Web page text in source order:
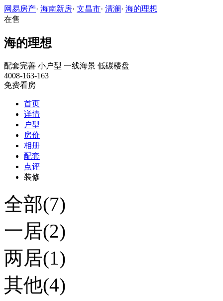
网易房产· 海南新房· 文昌市· 清澜· 海的理想
在售
海的理想
配套完善 小户型 一线海景 低碳楼盘
4008-163-163
免费看房
首页
详情
户型
房价
相册
配套
点评
装修
全部(7)
一居(2)
两居(1)
其他(4)